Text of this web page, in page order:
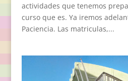
actividades que tenemos
curso que es. Ya iremos
Paciencia. Las matriculas,...